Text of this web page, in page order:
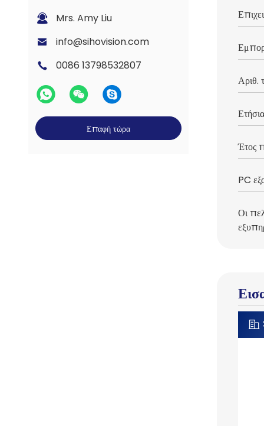
Mrs. Amy Liu
info@sihovision.com
0086 13798532807
Επαφή τώρα
Αριθ.
Έτος
PC
Οι